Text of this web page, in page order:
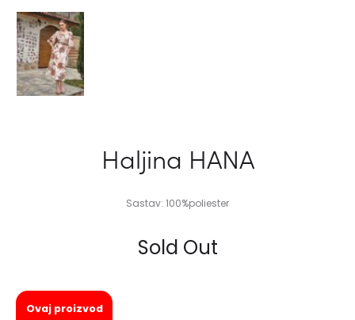
Haljina HANA
Sastav: 100%poliester
Sold Out
Ovaj proizvod